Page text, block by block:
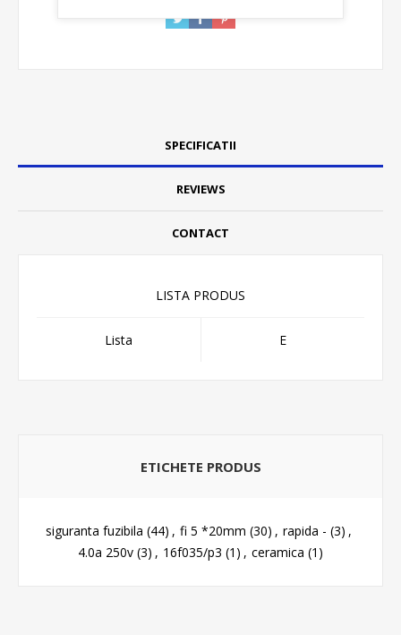
SPECIFICATII
REVIEWS
CONTACT
LISTA PRODUS
Lista E
ETICHETE PRODUS
siguranta fuzibila (44) , fi 5 *20mm (30) , rapida - (3) ,
4.0a 250v (3) , 16f035/p3 (1) , ceramica (1)